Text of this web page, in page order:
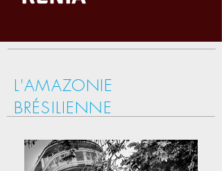
L'AMAZONIE
BRÉSILIENNE